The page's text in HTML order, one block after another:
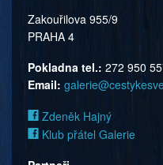
Zakouřilova 955/9
PRAHA 4
Pokladna tel.: 272 950
Email:
Zdeněk Hajný
Klub přátel Galerie